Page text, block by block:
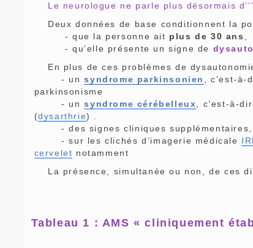
Le neurologue ne parle plus désormais
Deux données de base conditionnent la
- que la personne ait plus de 30 ans ,
- qu’elle présente un signe de
En plus de ces problèmes de
- unsyndrome parkinsonien , c’est-à-
parkinsonisme
- unsyndrome cérébelleux, c’est-à-
(dysarthrie) .
- des signes cliniques supplémentaires,
- sur les clichés d’imagerie médicale
cervelet notamment
La présence, simultanée ou non, de ces
Tableau 1 : AMS « cliniquement